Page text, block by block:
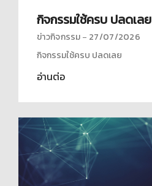
กิจกรรมใช้ครบ ปลดเลย
ข่าวกิจกรรม
27/07/2026
กิจกรรมใช้ครบ ปลดเลย
อ่านต่อ